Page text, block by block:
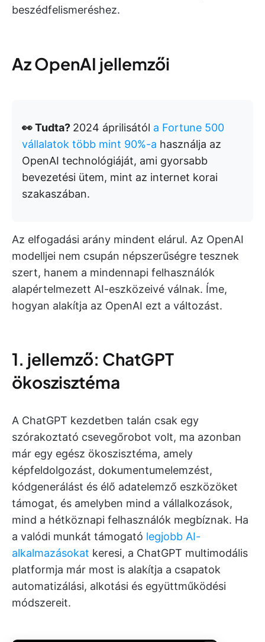
beszédfelismeréshez.
Az OpenAI jellemzői
👀 Tudta? 2024 áprilisától a Fortune 500
vállalatok több mint 90%-a használja az
OpenAI technológiáját, ami gyorsabb
bevezetési ütem, mint az internet korai
szakaszában.
Az elfogadási arány mindent elárul. Az OpenAI
modelljei nem csupán népszerűségre tesznek
szert, hanem a mindennapi felhasználók
alapértelmezett AI-eszközeivé válnak. Íme,
hogyan alakítja az OpenAI ezt a változást.
1. jellemző: ChatGPT
ökoszisztéma
A ChatGPT kezdetben talán csak egy
szórakoztató csevegőrobot volt, ma azonban
már egy egész ökoszisztéma, amely
képfeldolgozást, dokumentumelemzést,
kódgenerálást és élő adatelemző eszközöket
támogat, és amelyben mind a vállalkozások,
mind a hétköznapi felhasználók megbíznak. Ha
a valódi munkát támogató legjobb AI-
alkalmazásokat keresi, a ChatGPT multimodális
platformja már most is alakítja a csapatok
automatizálási, alkotási és együttműködési
módszereit.